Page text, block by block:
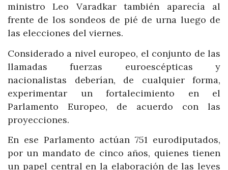
ministro Leo Varadkar también aparecía al
frente de los sondeos de pié de urna luego de
las elecciones del viernes.
Considerado a nivel europeo, el conjunto de las
llamadas fuerzas euroescépticas y
nacionalistas deberían, de cualquier forma,
experimentar un fortalecimiento en el
Parlamento Europeo, de acuerdo con las
proyecciones.
En ese Parlamento actúan 751 eurodiputados,
por un mandato de cinco años, quienes tienen
un papel central en la elaboración de las leyes